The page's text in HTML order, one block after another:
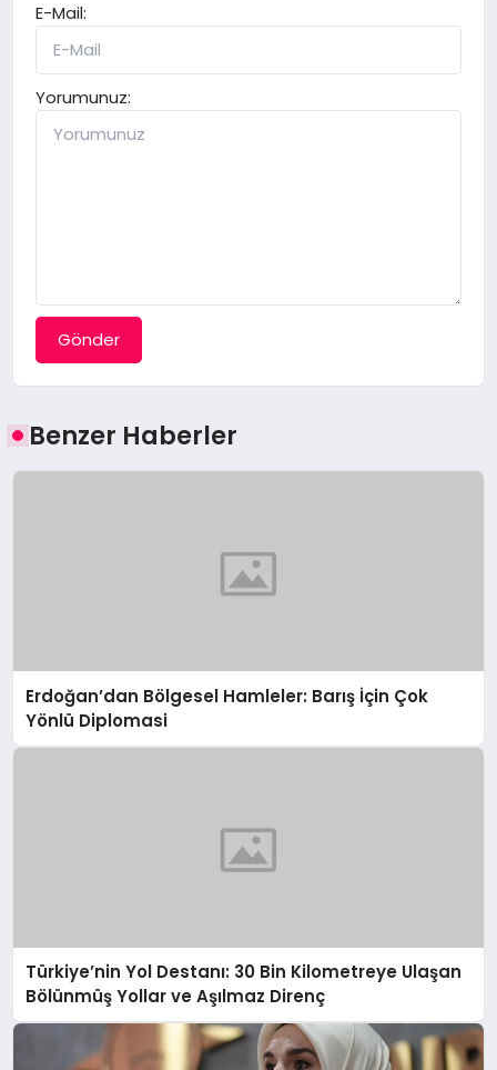
E-Mail:
Yorumunuz:
Gönder
Benzer Haberler
Erdoğan’dan Bölgesel Hamleler: Barış İçin Çok
Yönlü Diplomasi
Türkiye’nin Yol Destanı: 30 Bin Kilometreye Ulaşan
Bölünmüş Yollar ve Aşılmaz Direnç